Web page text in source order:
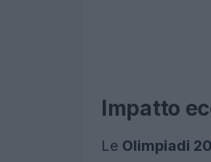
Impatto
Le Olimpiadi